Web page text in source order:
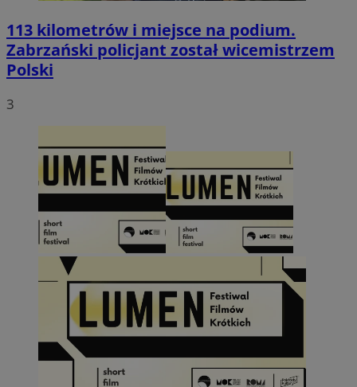
113 kilometrów i miejsce na podium.
Zabrzański policjant został wicemistrzem
Polski
3